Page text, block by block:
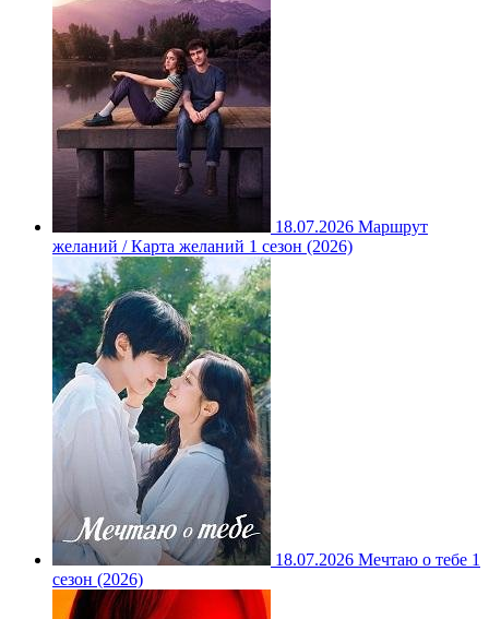
18.07.2026 Маршрут
желаний / Карта желаний 1 сезон (2026)
18.07.2026 Мечтаю о тебе 1
сезон (2026)